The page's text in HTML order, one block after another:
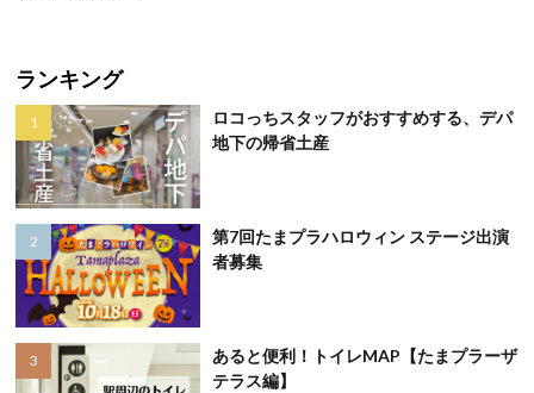
ランキング
ロコっちスタッフがおすすめする、デパ
地下の帰省土産
第7回たまプラハロウィン ステージ出演
者募集
あると便利！トイレMAP【たまプラーザ
テラス編】